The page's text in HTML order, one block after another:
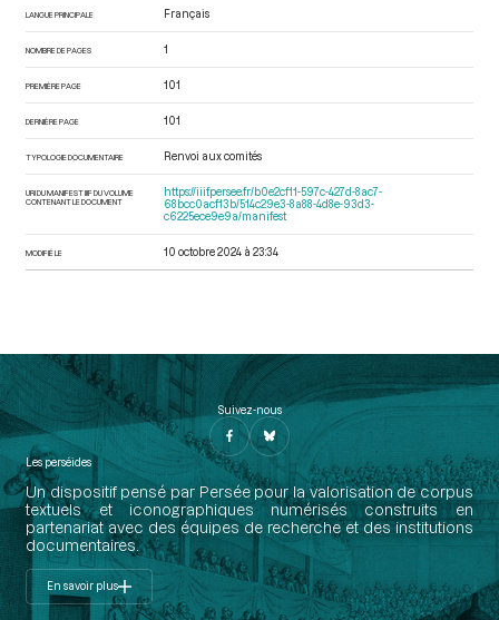
LANGUE PRINCIPALE Français
NOMBRE DE PAGES 1
PREMIÈRE PAGE 101
DERNIÈRE PAGE 101
TYPOLOGIE DOCUMENTAIRE Renvoi aux comités
URI DU MANIFEST IIIF DU VOLUME
CONTENANT LE DOCUMENT
https://iiif.persee.fr/b0e2cf11-597c-427d-8ac7-
68bcc0acf13b/514c29e3-8a88-4d8e-93d3-
c6225ece9e9a/manifest
MODIFIÉ LE 10 octobre 2024 à 23:34
Suivez-nous
Les perséides
Un dispositif pensé par Persée pour la valorisation de corpus
textuels et iconographiques numérisés construits en
partenariat avec des équipes de recherche et des institutions
documentaires.
En savoir plus